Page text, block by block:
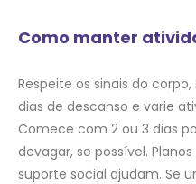
Como manter
Respeite os sinais do
dias de descanso e varie
Comece com 2 ou 3 dias
devagar, se possível.
suporte social ajudam. Se